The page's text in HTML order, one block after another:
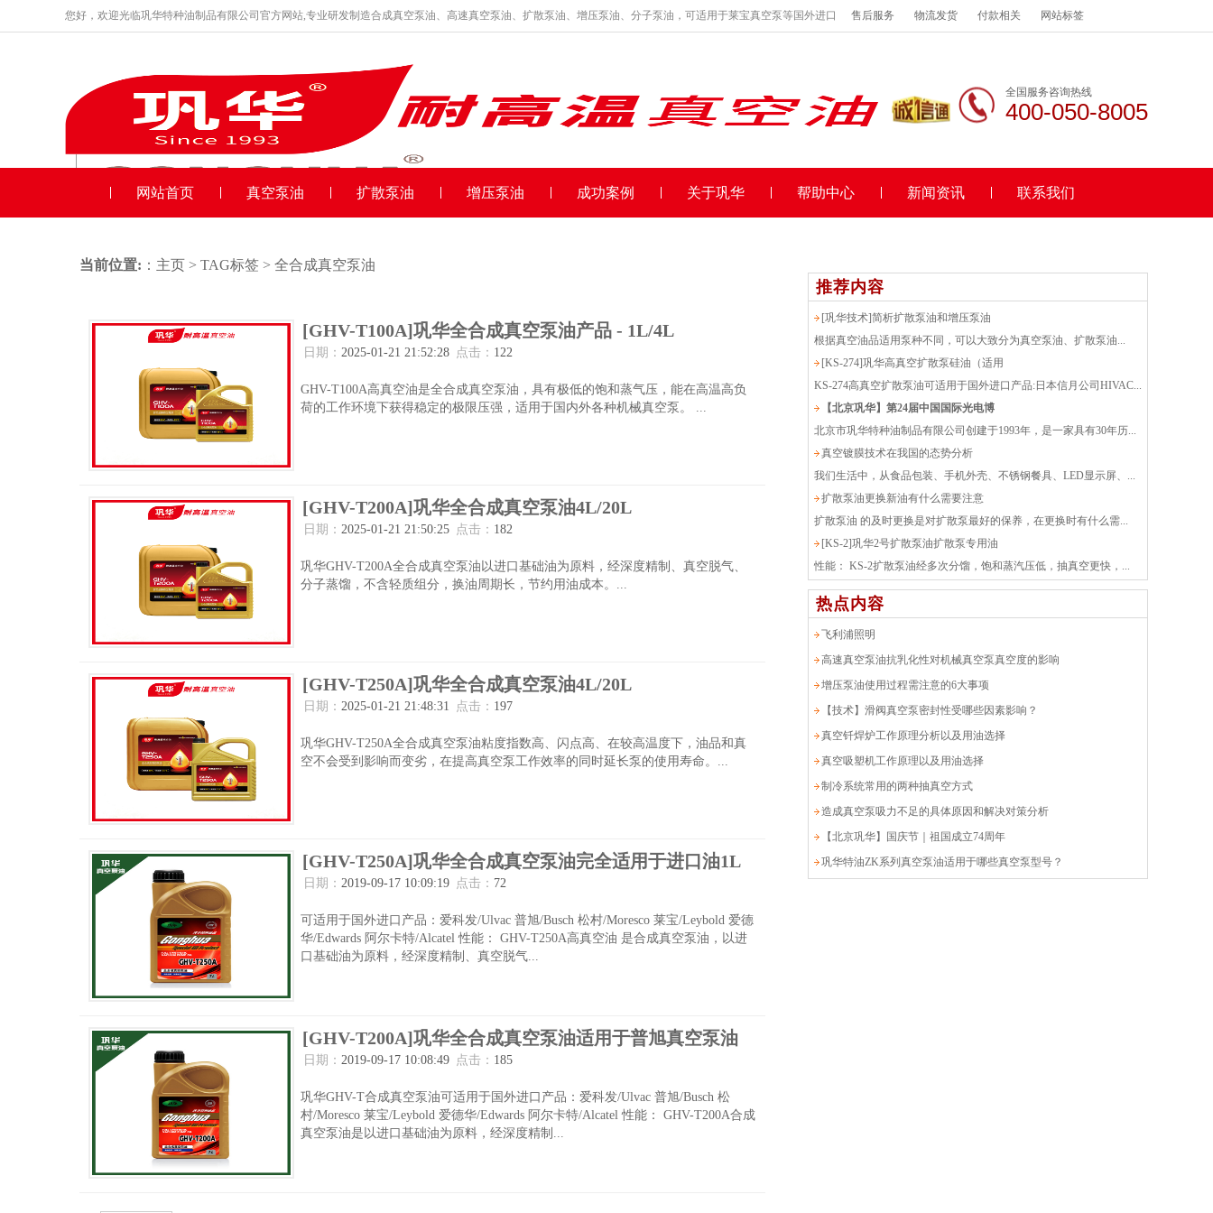
您好，欢迎光临巩华特种油制品有限公司官方网站,专业研发制造合成真空泵油、高速真空泵油、扩散泵油、增压泵油、分子泵油，可适用于莱宝真空泵等国外进口 售后服务 物流发货 付款相关 网站标签
全国服务咨询热线
400-050-8005
网站首页 真空泵油 扩散泵油 增压泵油 成功案例 关于巩华 帮助中心 新闻资讯 联系我们
当前位置: ： 主页 > TAG标签 > 全合成真空泵油
[GHV-T100A]巩华全合成真空泵油产品 - 1L/4L
日期： 2025-01-21 21:52:28 点击： 122
GHV-T100A高真空油是全合成真空泵油，具有极低的饱和蒸气压，能在高温高负
荷的工作环境下获得稳定的极限压强，适用于国内外各种机械真空泵。 ...
[GHV-T200A]巩华全合成真空泵油4L/20L
日期： 2025-01-21 21:50:25 点击： 182
巩华GHV-T200A全合成真空泵油以进口基础油为原料，经深度精制、真空脱气、
分子蒸馏，不含轻质组分，换油周期长，节约用油成本。...
[GHV-T250A]巩华全合成真空泵油4L/20L
日期： 2025-01-21 21:48:31 点击： 197
巩华GHV-T250A全合成真空泵油粘度指数高、闪点高、在较高温度下，油品和真
空不会受到影响而变劣，在提高真空泵工作效率的同时延长泵的使用寿命。...
[GHV-T250A]巩华全合成真空泵油完全适用于进口油1L
日期： 2019-09-17 10:09:19 点击： 72
可适用于国外进口产品：爱科发/Ulvac 普旭/Busch 松村/Moresco 莱宝/Leybold 爱德
华/Edwards 阿尔卡特/Alcatel 性能： GHV-T250A高真空油 是合成真空泵油，以进
口基础油为原料，经深度精制、真空脱气...
[GHV-T200A]巩华全合成真空泵油适用于普旭真空泵油
日期： 2019-09-17 10:08:49 点击： 185
巩华GHV-T合成真空泵油可适用于国外进口产品：爱科发/Ulvac 普旭/Busch 松
村/Moresco 莱宝/Leybold 爱德华/Edwards 阿尔卡特/Alcatel 性能： GHV-T200A合成
真空泵油是以进口基础油为原料，经深度精制...
推荐内容
[巩华技术]简析扩散泵油和增压泵油
根据真空油品适用泵种不同，可以大致分为真空泵油、扩散泵油...
[KS-274]巩华高真空扩散泵硅油（适用
KS-274高真空扩散泵油可适用于国外进口产品:日本信月公司HIVAC...
【北京巩华】第24届中国国际光电博
北京市巩华特种油制品有限公司创建于1993年，是一家具有30年历...
真空镀膜技术在我国的态势分析
我们生活中，从食品包装、手机外壳、不锈钢餐具、LED显示屏、...
扩散泵油更换新油有什么需要注意
扩散泵油 的及时更换是对扩散泵最好的保养，在更换时有什么需...
[KS-2]巩华2号扩散泵油扩散泵专用油
性能： KS-2扩散泵油经多次分馏，饱和蒸汽压低，抽真空更快，...
热点内容
飞利浦照明
高速真空泵油抗乳化性对机械真空泵真空度的影响
增压泵油使用过程需注意的6大事项
【技术】滑阀真空泵密封性受哪些因素影响？
真空钎焊炉工作原理分析以及用油选择
真空吸塑机工作原理以及用油选择
制冷系统常用的两种抽真空方式
造成真空泵吸力不足的具体原因和解决对策分析
【北京巩华】国庆节｜祖国成立74周年
巩华特油ZK系列真空泵油适用于哪些真空泵型号？